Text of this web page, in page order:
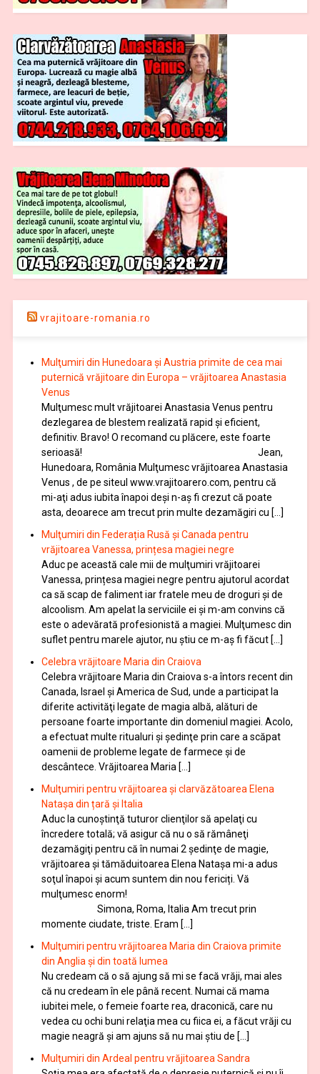
vrajitoare-romania.ro
Mulţumiri din Hunedoara și Austria primite de cea mai
puternică vrăjitoare din Europa – vrăjitoarea Anastasia
Venus
Mulţumesc mult vrăjitoarei Anastasia Venus pentru
dezlegarea de blestem realizată rapid și eficient,
definitiv. Bravo! O recomand cu plăcere, este foarte
serioasă! Jean,
Hunedoara, România Mulţumesc vrăjitoarea Anastasia
Venus , de pe siteul www.vrajitoarero.com, pentru că
mi-aţi adus iubita înapoi deşi n-aş fi crezut că poate
asta, deoarece am trecut prin multe dezamăgiri cu […]
Mulţumiri din Federația Rusă și Canada pentru
vrăjitoarea Vanessa, prințesa magiei negre
Aduc pe această cale mii de mulţumiri vrăjitoarei
Vanessa, prințesa magiei negre pentru ajutorul acordat
ca să scap de faliment iar fratele meu de droguri și de
alcoolism. Am apelat la serviciile ei şi m-am convins că
este o adevărată profesionistă a magiei. Mulţumesc din
suflet pentru marele ajutor, nu știu ce m-aș fi făcut […]
Celebra vrăjitoare Maria din Craiova
Celebra vrăjitoare Maria din Craiova s-a întors recent din
Canada, Israel şi America de Sud, unde a participat la
diferite activităţi legate de magia albă, alături de
persoane foarte importante din domeniul magiei. Acolo,
a efectuat multe ritualuri şi şedinţe prin care a scăpat
oamenii de probleme legate de farmece şi de
descântece. Vrăjitoarea Maria […]
Mulţumiri pentru vrăjitoarea și clarvăzătoarea Elena
Natașa din țară și Italia
Aduc la cunoştinţă tuturor clienţilor să apelaţi cu
încredere totală; vă asigur că nu o să rămâneţi
dezamăgiţi pentru că în numai 2 şedinţe de magie,
vrăjitoarea și tămăduitoarea Elena Natașa mi-a adus
soţul înapoi și acum suntem din nou fericiți. Vă
mulţumesc enorm!
Simona, Roma, Italia Am trecut prin
momente ciudate, triste. Eram […]
Mulţumiri pentru vrăjitoarea Maria din Craiova primite
din Anglia și din toată lumea
Nu credeam că o să ajung să mi se facă vrăji, mai ales
că nu credeam în ele până recent. Numai că mama
iubitei mele, o femeie foarte rea, draconică, care nu
vedea cu ochi buni relaţia mea cu fiica ei, a făcut vrăji cu
magie neagră şi am ajuns să nu mai ştiu de […]
Mulţumiri din Ardeal pentru vrăjitoarea Sandra